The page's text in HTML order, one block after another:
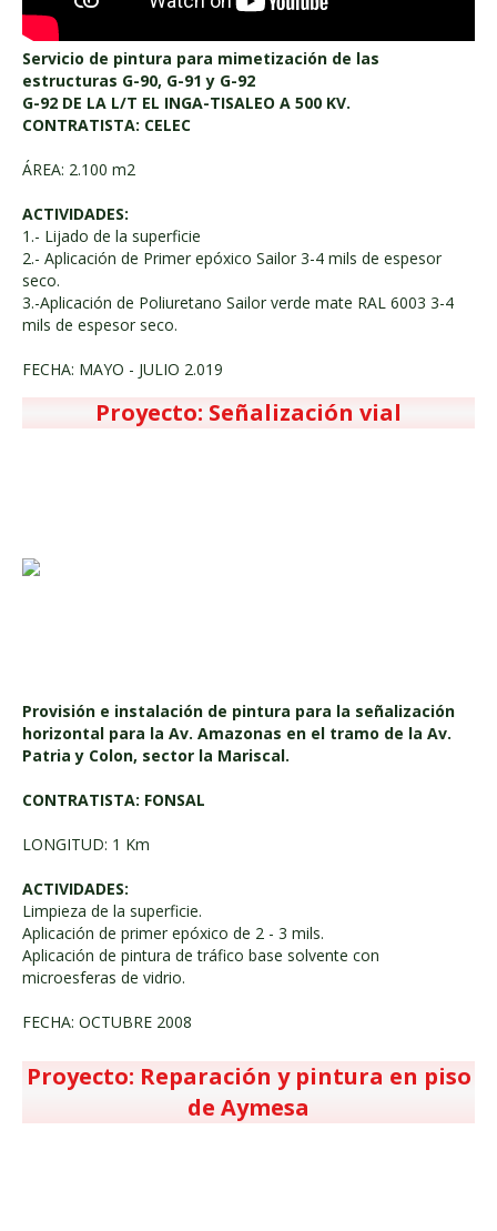
Servicio de pintura para mimetización de las
estructuras G-90, G-91 y G-92
G-92 DE LA L/T EL INGA-TISALEO A 500 KV.
CONTRATISTA: CELEC
ÁREA: 2.100 m2
ACTIVIDADES:
1.- Lijado de la superficie
2.- Aplicación de Primer epóxico Sailor 3-4 mils de espesor
seco.
3.-Aplicación de Poliuretano Sailor verde mate RAL 6003 3-4
mils de espesor seco.
FECHA: MAYO - JULIO 2.019
Proyecto: Señalización vial
Provisión e instalación de pintura para la señalización
horizontal para la Av. Amazonas en el tramo de la Av.
Patria y Colon, sector la Mariscal.
CONTRATISTA: FONSAL
LONGITUD: 1 Km
ACTIVIDADES:
Limpieza de la superficie.
Aplicación de primer epóxico de 2 - 3 mils.
Aplicación de pintura de tráfico base solvente con
microesferas de vidrio.
FECHA: OCTUBRE 2008
Proyecto: Reparación y pintura en piso
de Aymesa